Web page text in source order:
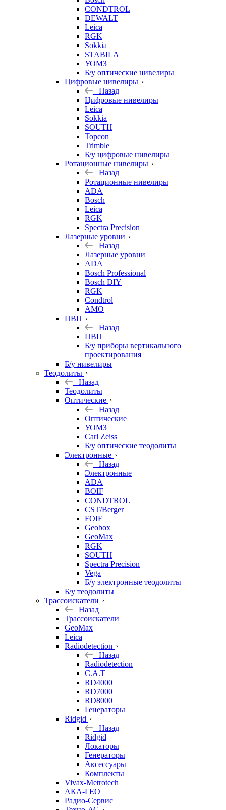
CONDTROL
DEWALT
Leica
RGK
Sokkia
STABILA
УОМЗ
Б/у оптические нивелиры
Цифровые нивелиры
Назад
Цифровые нивелиры
Leica
Sokkia
SOUTH
Topcon
Trimble
Б/у цифровые нивелиры
Ротационные нивелиры
Назад
Ротационные нивелиры
ADA
Bosch
Leica
RGK
Spectra Precision
Лазерные уровни
Назад
Лазерные уровни
ADA
Bosch Professional
Bosch DIY
RGK
Condtrol
AMO
ПВП
Назад
ПВП
Б/у приборы вертикального
проектирования
Б/у нивелиры
Теодолиты
Назад
Теодолиты
Оптические
Назад
Оптические
УОМЗ
Carl Zeiss
Б/у оптические теодолиты
Электронные
Назад
Электронные
ADA
BOIF
CONDTROL
CST/Berger
FOIF
Geobox
GeoMax
RGK
SOUTH
Spectra Precision
Vega
Б/у электронные теодолиты
Б/у теодолиты
Трассоискатели
Назад
Трассоискатели
GeoMax
Leica
Radiodetection
Назад
Radiodetection
C.A.T
RD4000
RD7000
RD8000
Генераторы
Ridgid
Назад
Ridgid
Локаторы
Генераторы
Аксессуары
Комплекты
Vivax-Metrotech
АКА-ГЕО
Радио-Сервис